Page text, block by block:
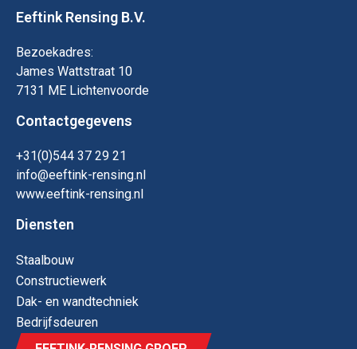
Eeftink Rensing B.V.
Bezoekadres:
James Wattstraat 10
7131 ME Lichtenvoorde
Contactgegevens
+31(0)544 37 29 21
info@eeftink-rensing.nl
www.eeftink-rensing.nl
Diensten
Staal­bouw
Constructie­werk
Dak- en wand­techniek
Bedrijfs­deuren